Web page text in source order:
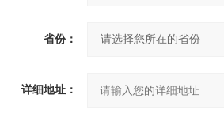
省份：
详细地址：